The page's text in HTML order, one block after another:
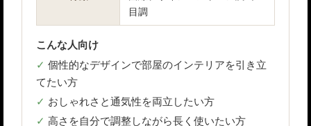
目調
こんな人向け
個性的なデザインで部屋のインテリアを引き立
てたい方
おしゃれさと通気性を両立したい方
高さを自分で調整しながら長く使いたい方